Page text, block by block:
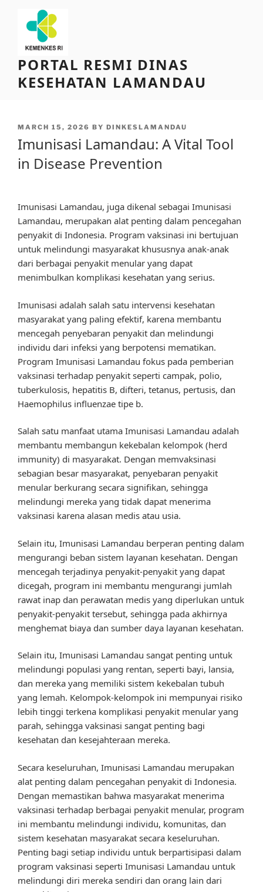
content
PORTAL RESMI DINAS
KESEHATAN LAMANDAU
POSTED
MARCH 15, 2026 BY DINKESLAMANDAU
Imunisasi Lamandau: A Vital Tool
in Disease Prevention
Imunisasi Lamandau, juga dikenal sebagai Imunisasi
Lamandau, merupakan alat penting dalam pencegahan
penyakit di Indonesia. Program vaksinasi ini bertujuan
untuk melindungi masyarakat khususnya anak-anak
dari berbagai penyakit menular yang dapat
menimbulkan komplikasi kesehatan yang serius.
Imunisasi adalah salah satu intervensi kesehatan
masyarakat yang paling efektif, karena membantu
mencegah penyebaran penyakit dan melindungi
individu dari infeksi yang berpotensi mematikan.
Program Imunisasi Lamandau fokus pada pemberian
vaksinasi terhadap penyakit seperti campak, polio,
tuberkulosis, hepatitis B, difteri, tetanus, pertusis, dan
Haemophilus influenzae tipe b.
Salah satu manfaat utama Imunisasi Lamandau adalah
membantu membangun kekebalan kelompok (herd
immunity) di masyarakat. Dengan memvaksinasi
sebagian besar masyarakat, penyebaran penyakit
menular berkurang secara signifikan, sehingga
melindungi mereka yang tidak dapat menerima
vaksinasi karena alasan medis atau usia.
Selain itu, Imunisasi Lamandau berperan penting dalam
mengurangi beban sistem layanan kesehatan. Dengan
mencegah terjadinya penyakit-penyakit yang dapat
dicegah, program ini membantu mengurangi jumlah
rawat inap dan perawatan medis yang diperlukan untuk
penyakit-penyakit tersebut, sehingga pada akhirnya
menghemat biaya dan sumber daya layanan kesehatan.
Selain itu, Imunisasi Lamandau sangat penting untuk
melindungi populasi yang rentan, seperti bayi, lansia,
dan mereka yang memiliki sistem kekebalan tubuh
yang lemah. Kelompok-kelompok ini mempunyai risiko
lebih tinggi terkena komplikasi penyakit menular yang
parah, sehingga vaksinasi sangat penting bagi
kesehatan dan kesejahteraan mereka.
Secara keseluruhan, Imunisasi Lamandau merupakan
alat penting dalam pencegahan penyakit di Indonesia.
Dengan memastikan bahwa masyarakat menerima
vaksinasi terhadap berbagai penyakit menular, program
ini membantu melindungi individu, komunitas, dan
sistem kesehatan masyarakat secara keseluruhan.
Penting bagi setiap individu untuk berpartisipasi dalam
program vaksinasi seperti Imunisasi Lamandau untuk
melindungi diri mereka sendiri dan orang lain dari